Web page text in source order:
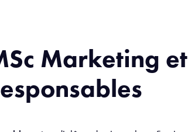
Marketing et